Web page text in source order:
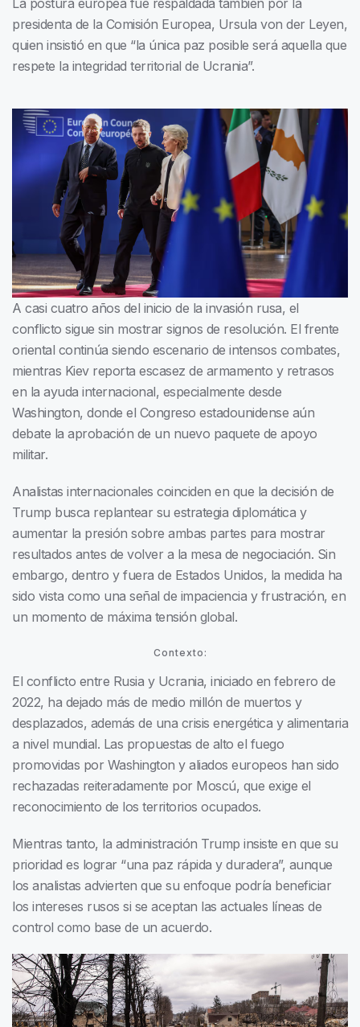
La postura europea fue respaldada también por la
presidenta de la Comisión Europea, Ursula von der Leyen,
quien insistió en que “la única paz posible será aquella que
respete la integridad territorial de Ucrania”.
A casi cuatro años del inicio de la invasión rusa, el
conflicto sigue sin mostrar signos de resolución. El frente
oriental continúa siendo escenario de intensos combates,
mientras Kiev reporta escasez de armamento y retrasos
en la ayuda internacional, especialmente desde
Washington, donde el Congreso estadounidense aún
debate la aprobación de un nuevo paquete de apoyo
militar.
Analistas internacionales coinciden en que la decisión de
Trump busca replantear su estrategia diplomática y
aumentar la presión sobre ambas partes para mostrar
resultados antes de volver a la mesa de negociación. Sin
embargo, dentro y fuera de Estados Unidos, la medida ha
sido vista como una señal de impaciencia y frustración, en
un momento de máxima tensión global.
Contexto:
El conflicto entre Rusia y Ucrania, iniciado en febrero de
2022, ha dejado más de medio millón de muertos y
desplazados, además de una crisis energética y alimentaria
a nivel mundial. Las propuestas de alto el fuego
promovidas por Washington y aliados europeos han sido
rechazadas reiteradamente por Moscú, que exige el
reconocimiento de los territorios ocupados.
Mientras tanto, la administración Trump insiste en que su
prioridad es lograr “una paz rápida y duradera”, aunque
los analistas advierten que su enfoque podría beneficiar
los intereses rusos si se aceptan las actuales líneas de
control como base de un acuerdo.